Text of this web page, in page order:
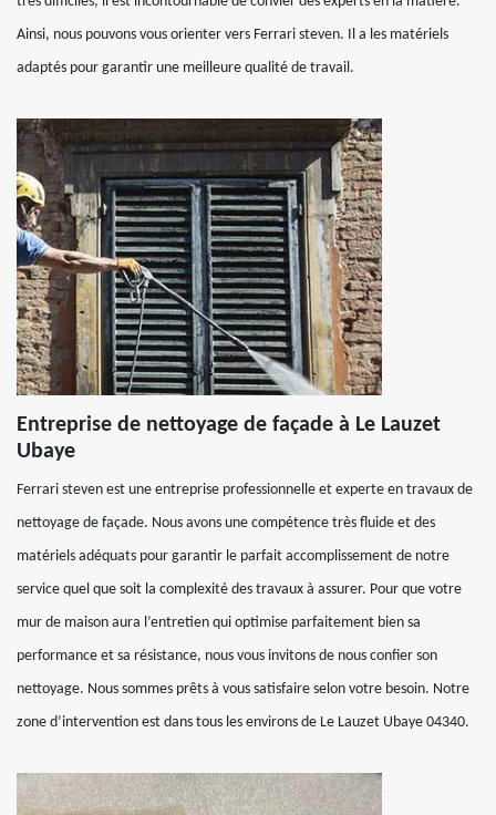
Ainsi, nous pouvons vous orienter vers Ferrari steven. Il a les matériels
adaptés pour garantir une meilleure qualité de travail.
Entreprise de nettoyage de façade à Le Lauzet
Ubaye
Ferrari steven est une entreprise professionnelle et experte en travaux de
nettoyage de façade. Nous avons une compétence très fluide et des
matériels adéquats pour garantir le parfait accomplissement de notre
service quel que soit la complexité des travaux à assurer. Pour que votre
mur de maison aura l’entretien qui optimise parfaitement bien sa
performance et sa résistance, nous vous invitons de nous confier son
nettoyage. Nous sommes prêts à vous satisfaire selon votre besoin. Notre
zone d’intervention est dans tous les environs de Le Lauzet Ubaye 04340.